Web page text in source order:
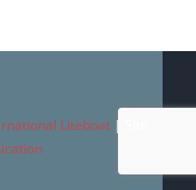
Liteboat | Site